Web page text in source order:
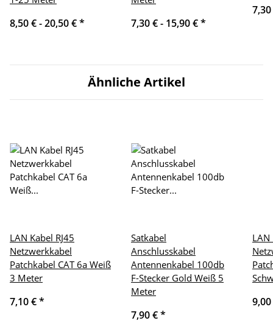
8,50 € -20,50 €* 7,30 € - 15,90 €*
Ähnliche Artikel
LAN Kabel RJ45
Netzwerkkabel
Patchkabel CAT 6a Weiß
3 Meter
7,10 €*
Satkabel
Anschlusskabel
Antennenkabel 100db
F-Stecker Gold Weiß 5
Meter
7,90 €*
LAN